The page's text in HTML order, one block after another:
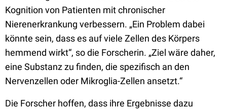
Kognition von Patienten mit chronischer
Nierenerkrankung verbessern. „Ein Problem dabei
könnte sein, dass es auf viele Zellen des Körpers
hemmend wirkt“, so die Forscherin. „Ziel wäre daher,
eine Substanz zu finden, die spezifisch an den
Nervenzellen oder Mikroglia-Zellen ansetzt.“
Die Forscher hoffen, dass ihre Ergebnisse dazu